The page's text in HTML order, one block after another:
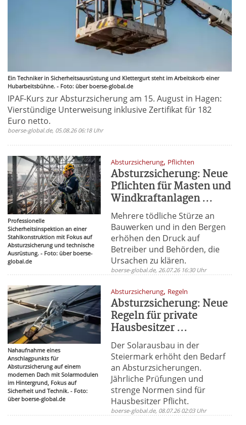
Ein Techniker in Sicherheitsausrüstung und Klettergurt steht im Arbeitskorb einer
Hubarbeitsbühne. - Foto: über boerse-global.de
IPAF-Kurs zur Absturzsicherung am 15. August in Hagen:
Vierstündige Unterweisung inklusive Zertifikat für 182
Euro netto.
boerse-global.de, 05.08.26 06:18 Uhr
Professionelle
Sicherheitsinspektion an einer
Stahlkonstruktion mit Fokus auf
Absturzsicherung und technische
Ausrüstung. - Foto: über boerse-
global.de
Absturzsicherung, Pflichten
Absturzsicherung: Neue
Pflichten für Masten und
Windkraftanlagen ...
Mehrere tödliche Stürze an
Bauwerken und in den Bergen
erhöhen den Druck auf
Betreiber und Behörden, die
Ursachen zu klären.
boerse-global.de, 26.07.26 16:30 Uhr
Nahaufnahme eines
Anschlagpunkts für
Absturzsicherung auf einem
modernen Dach mit Solarmodulen
im Hintergrund, Fokus auf
Sicherheit und Technik. - Foto:
über boerse-global.de
Absturzsicherung, Regeln
Absturzsicherung: Neue
Regeln für private
Hausbesitzer ...
Der Solarausbau in der
Steiermark erhöht den Bedarf
an Absturzsicherungen.
Jährliche Prüfungen und
strenge Normen sind für
Hausbesitzer Pflicht.
boerse-global.de, 08.07.26 02:03 Uhr